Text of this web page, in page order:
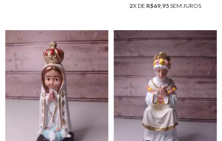
2X DE R$69,95SEM JUROS